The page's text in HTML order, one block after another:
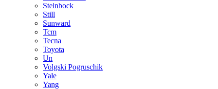
Steinbock
Still
Sunward
Tcm
Tecna
Toyota
Un
Volgski Pogruschik
Yale
Yang